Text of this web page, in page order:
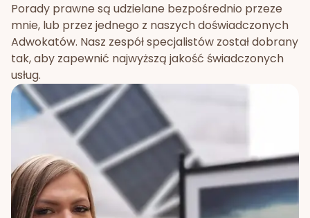
Porady prawne są udzielane bezpośrednio przeze
mnie, lub przez jednego z naszych doświadczonych
Adwokatów. Nasz zespół specjalistów został dobrany
tak, aby zapewnić najwyższą jakość świadczonych
usług.